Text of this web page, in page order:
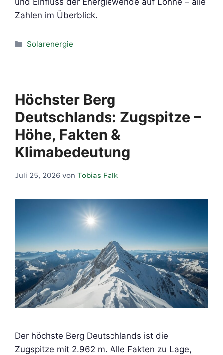
Zahlen im Überblick.
Kategorien
Solarenergie
Höchster Berg
Deutschlands: Zugspitze –
Höhe, Fakten &
Klimabedeutung
Juli 25, 2026 von Tobias Falk
Der höchste Berg Deutschlands ist die
Zugspitze mit 2.962 m. Alle Fakten zu Lage,